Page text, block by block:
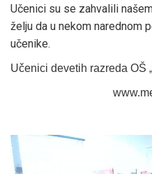
Učenici su se zahvalili
želju da u nekom narednom
učenike.
Učenici devetih razreda OŠ